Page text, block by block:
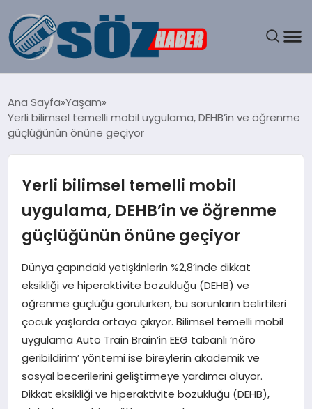
SPOR
EĞITIM
SAĞLIK
DÜNYA
TEKNOLOJI
SIYASET
Ana Sayfa Yaşam
Yerli bilimsel temelli mobil uygulama, DEHB’in ve öğrenme
güçlüğünün önüne geçiyor
Yerli bilimsel temelli mobil
uygulama, DEHB’in ve öğrenme
güçlüğünün önüne geçiyor
Dünya çapındaki yetişkinlerin %2,8’inde dikkat
eksikliği ve hiperaktivite bozukluğu (DEHB) ve
öğrenme güçlüğü görülürken, bu sorunların belirtileri
çocuk yaşlarda ortaya çıkıyor. Bilimsel temelli mobil
uygulama Auto Train Brain’in EEG tabanlı ‘nöro
geribildirim’ yöntemi ise bireylerin akademik ve
sosyal becerilerini geliştirmeye yardımcı oluyor.
Dikkat eksikliği ve hiperaktivite bozukluğu (DEHB),